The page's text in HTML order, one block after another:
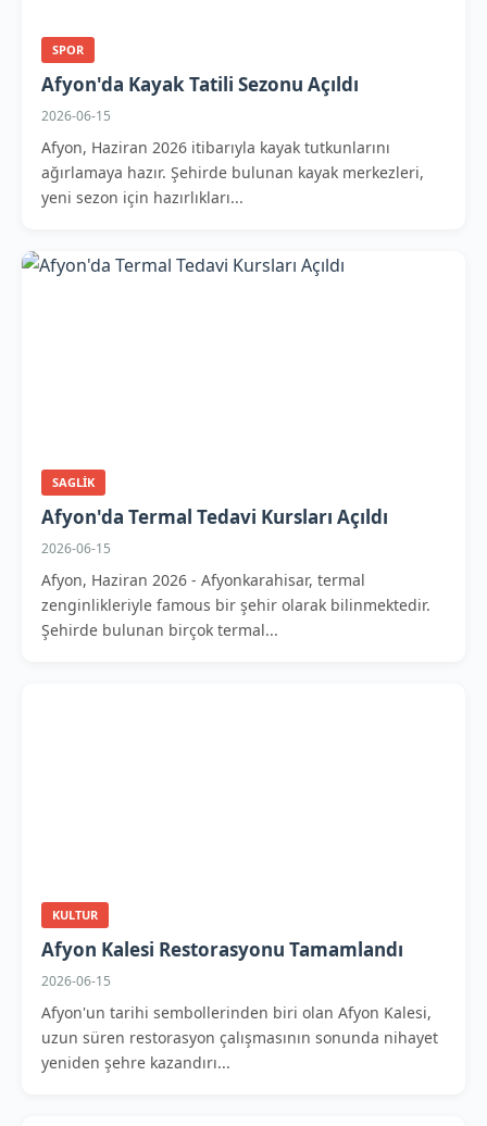
SPOR
Afyon'da Kayak Tatili Sezonu Açıldı
2026-06-15
Afyon, Haziran 2026 itibarıyla kayak tutkunlarını
ağırlamaya hazır. Şehirde bulunan kayak merkezleri,
yeni sezon için hazırlıkları...
SAGLIK
Afyon'da Termal Tedavi Kursları Açıldı
2026-06-15
Afyon, Haziran 2026 - Afyonkarahisar, termal
zenginlikleriyle famous bir şehir olarak bilinmektedir.
Şehirde bulunan birçok termal...
KULTUR
Afyon Kalesi Restorasyonu Tamamlandı
2026-06-15
Afyon'un tarihi sembollerinden biri olan Afyon Kalesi,
uzun süren restorasyon çalışmasının sonunda nihayet
yeniden şehre kazandırı...